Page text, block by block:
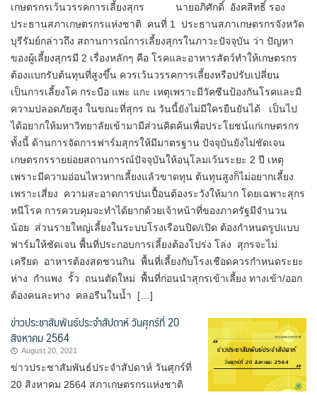
เกษตรกรเว้นวรรคการเลี้ยงสุกร นายอภิศักดิ์ อังคสิทธิ์ รอง
ประธานสภาเกษตรกรแห่งชาติ คนที่ 1 ประธานสภาเกษตรกรจังหวัด
บุรีรัมย์กล่าวถึง สถานการณ์การเลี้ยงสุกรในภาวะปัจจุบัน ว่า ปัญหา
ของผู้เลี้ยงสุกรมี 2 เรื่องหลักๆ คือ โรคและอาหารสัตว์ทำให้เกษตรกร
ต้องแบกรับต้นทุนที่สูงขึ้น ควรเว้นวรรคการเลี้ยงหรือปรับเปลี่ยน
เป็นการเลี้ยงโค กระบือ แพะ แกะ เหตุเพราะมีวัคซีนป้องกันโรคและมี
ความปลอดภัยสูง ในขณะที่สุกร ณ วันนี้ยังไม่มีใครยืนยันได้ เป็นไป
ได้อยากให้มหาวิทยาลัยเข้ามามีส่วนคิดค้นเพื่อประโยชน์แก่เกษตรกร
ทั้งนี้ ด้านการจัดการฟาร์มสุกรให้มีมาตรฐาน ปัจจุบันยังไม่ชัดเจน
เกษตรกรรายย่อยสถานการณ์ปัจจุบันให้อนุโลมเว้นระยะ 2 ปี เหตุ
เพราะมีความอ่อนไหวหากเลี้ยงแล้วขาดทุน ต้นทุนสูงก็ไม่อยากเลี้ยง
เพราะเสี่ยง ความสะอาดการปนเปื้อนต้องระวังให้มาก โดยเฉพาะสุกร
หนีโรค การควบคุมจะทำได้ยากด้วยเจ้าหน้าที่ของภาครัฐมีจำนวน
น้อย ส่วนรายใหญ่เลี้ยงในระบบโรงเรือนปิด/เปิด ต้องกำหนดรูปแบบ
ฟาร์มให้ชัดเจน พื้นที่ประกอบการเลี้ยงต้องโปร่ง โล่ง สุกรจะไม่
เครียด อาหารต้องสดชวนกิน พื้นที่เลี้ยงกับโรงเชือดควรกำหนดระยะ
ห่าง กำแพง รั้ว ถนนตัดใหม่ พื้นที่ก่อนนำสุกรเข้าเลี้ยง ทางเข้า/ออก
ต้องคนละทาง คลอรีนในน้ำ […]
ข่าวประชาสัมพันธ์ประจำสัปดาห์ วันศุกร์ที่ 20
สิงหาคม 2564
August 20, 2021
ข่าวประชาสัมพันธ์ประจำสัปดาห์ วันศุกร์ที่
20 สิงหาคม 2564 สภาเกษตรกรแห่งชาติ